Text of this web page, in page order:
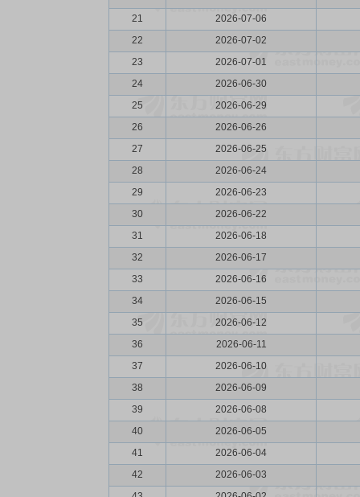
21
2026-07-06
22
2026-07-02
23
2026-07-01
24
2026-06-30
25
2026-06-29
26
2026-06-26
27
2026-06-25
28
2026-06-24
29
2026-06-23
30
2026-06-22
31
2026-06-18
32
2026-06-17
33
2026-06-16
34
2026-06-15
35
2026-06-12
36
2026-06-11
37
2026-06-10
38
2026-06-09
39
2026-06-08
40
2026-06-05
41
2026-06-04
42
2026-06-03